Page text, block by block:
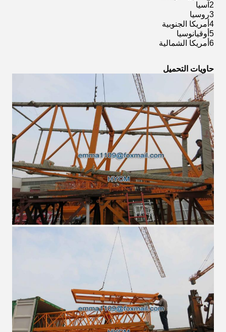
2آسيا
3روسيا
4أمريكا الجنوبية
5أوقيانوسيا
6أمريكا الشمالية
حاويات التحميل